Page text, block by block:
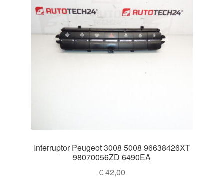
Interruptor Peugeot 3008 5008 96638426XT
98070056ZD 6490EA
€42,00